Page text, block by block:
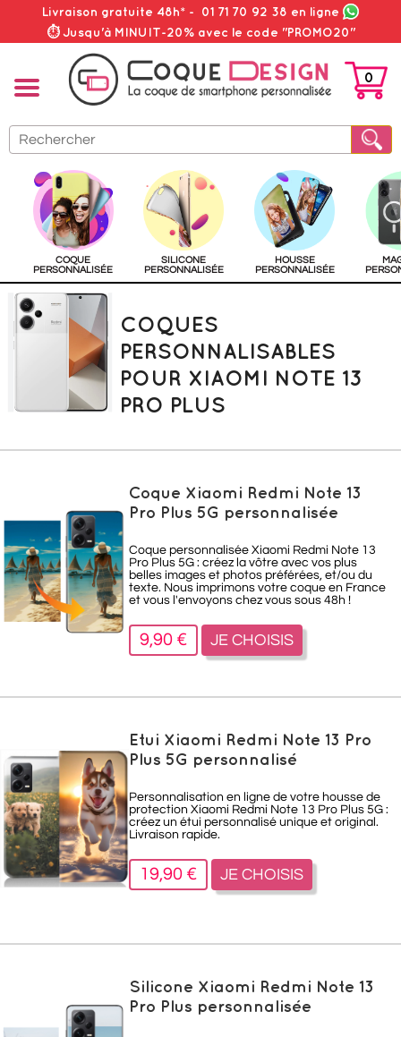
Livraison gratuite 48h* - 01 71 70 92 38 en ligne
⏱ Jusqu'à MINUIT-20% avec le code "PROMO20"
PANIER
0
COQUE
PERSONNALISÉE
SILICONE
PERSONNALISÉE
HOUSSE
PERSONNALISÉE
COQUES
PERSONNALISABLES
POUR XIAOMI NOTE 13
PRO PLUS
Coque Xiaomi Redmi Note 13
Pro Plus 5G personnalisée
Coque personnalisée Xiaomi Redmi Note 13
Pro Plus 5G : créez la vôtre avec vos plus
belles images et photos préférées, et/ou du
texte. Nous imprimons votre coque en France
et vous l'envoyons chez vous sous 48h !
9,90 € JE CHOISIS
Etui Xiaomi Redmi Note 13 Pro
Plus 5G personnalisé
Personnalisation en ligne de votre housse de
protection Xiaomi Redmi Note 13 Pro Plus 5G :
créez un étui personnalisé unique et original.
Livraison rapide.
19,90 € JE CHOISIS
Silicone Xiaomi Redmi Note 13
Pro Plus personnalisée